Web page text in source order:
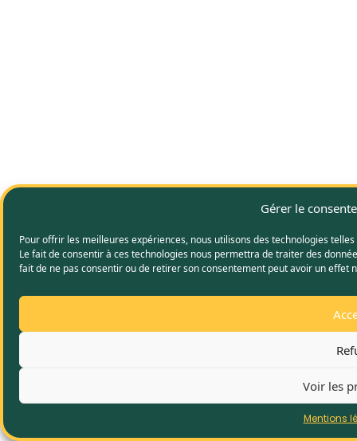
Gérer le
Pour offrir les meilleures expériences, nous utilisons des technologies
Le fait de consentir à ces technologies nous permettra de traiter des
fait de ne pas consentir ou de retirer son consentement peut avoir un effet
Voir les
Mentions